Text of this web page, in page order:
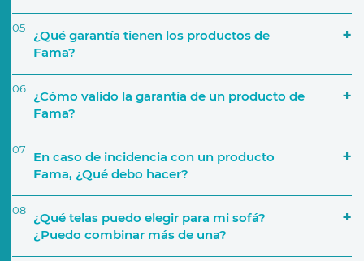
‘Encuentra tu tienda’
Simulador
El espacio que va a ocupar
05
¿Qué garantía tienen los productos de
Fama?
06
¿Cómo valido la garantía de un producto de
Fama?
Activar Garantía
07
En caso de incidencia con un producto
Fama, ¿Qué debo hacer?
08
¿Qué telas puedo elegir para mi sofá?
¿Puedo combinar más de una?